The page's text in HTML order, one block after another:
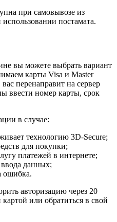
при самовывозе из
постамата.
вы можете выбрать вариант
карты Visa и Master
перенаправит на сервер
ввести номер карты, срок
в случае:
технологию 3D-Secure;
для покупки;
платежей в интернете;
данных;
ошибка.
авторизацию через 20
или обратиться в свой